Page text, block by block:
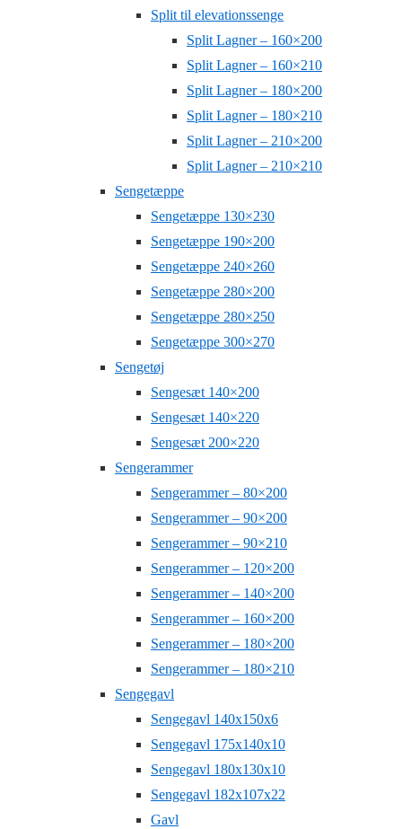
Split til elevationssenge
Split Lagner – 160×200
Split Lagner – 160×210
Split Lagner – 180×200
Split Lagner – 180×210
Split Lagner – 210×200
Split Lagner – 210×210
Sengetæppe
Sengetæppe 130×230
Sengetæppe 190×200
Sengetæppe 240×260
Sengetæppe 280×200
Sengetæppe 280×250
Sengetæppe 300×270
Sengetøj
Sengesæt 140×200
Sengesæt 140×220
Sengesæt 200×220
Sengerammer
Sengerammer – 80×200
Sengerammer – 90×200
Sengerammer – 90×210
Sengerammer – 120×200
Sengerammer – 140×200
Sengerammer – 160×200
Sengerammer – 180×200
Sengerammer – 180×210
Sengegavl
Sengegavl 140x150x6
Sengegavl 175x140x10
Sengegavl 180x130x10
Sengegavl 182x107x22
Gavl